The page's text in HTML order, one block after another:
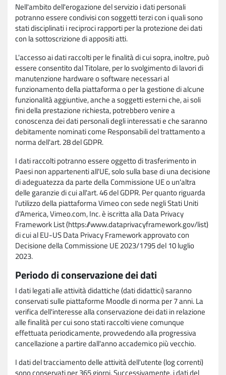
Nell'ambito dell'erogazione del servizio i dati personali
potranno essere condivisi con soggetti terzi con i quali sono
stati disciplinati i reciproci rapporti per la protezione dei dati
con la sottoscrizione di appositi atti.
L'accesso ai dati raccolti per le finalità di cui sopra, inoltre, può
essere consentito dal Titolare, per lo svolgimento di lavori di
manutenzione hardware o software necessari al
funzionamento della piattaforma o per la gestione di alcune
funzionalità aggiuntive, anche a soggetti esterni che, ai soli
fini della prestazione richiesta, potrebbero venire a
conoscenza dei dati personali degli interessati e che saranno
debitamente nominati come Responsabili del trattamento a
norma dell'art. 28 del GDPR.
I dati raccolti potranno essere oggetto di trasferimento in
Paesi non appartenenti all'UE, solo sulla base di una decisione
di adeguatezza da parte della Commissione UE o un'altra
delle garanzie di cui all'art. 46 del GDPR. Per quanto riguarda
l'utilizzo della piattaforma Vimeo con sede negli Stati Uniti
d'America, Vimeo.com, Inc. è iscritta alla Data Privacy
Framework List (https://www.dataprivacyframework.gov/list)
di cui al EU-US Data Privacy Framework approvato con
Decisione della Commissione UE 2023/1795 del 10 luglio
2023.
Periodo di conservazione dei dati
I dati legati alle attività didattiche (dati didattici) saranno
conservati sulle piattaforme Moodle di norma per 7 anni. La
verifica dell'interesse alla conservazione dei dati in relazione
alle finalità per cui sono stati raccolti viene comunque
effettuata periodicamente, provvedendo alla progressiva
cancellazione a partire dall'anno accademico più vecchio.
I dati del tracciamento delle attività dell'utente (log correnti)
sono conservati per 365 giorni. Successivamente, i dati del